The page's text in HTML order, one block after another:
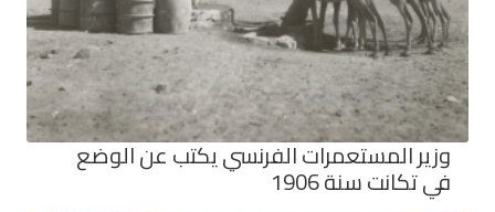
وزير المستعمرات الفرنسي يكتب عن الوضع
في تكانت سنة 1906